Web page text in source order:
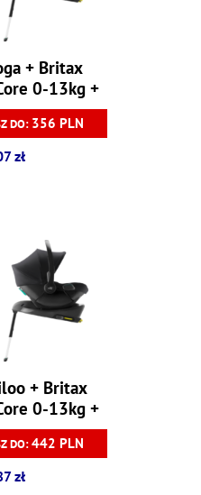
+ Britax
0-13kg +
Core
DO: 356 PLN
zł
+ Britax
0-13kg +
Core
DO:442 PLN
zł